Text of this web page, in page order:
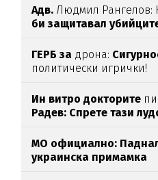
Адв. Людмил Рангелов:
би защитавал
ГЕРБ за дрона:
политически игрички!
Ин витро докторите
Радев: Спрете тази
МО официално:
украинска примамка